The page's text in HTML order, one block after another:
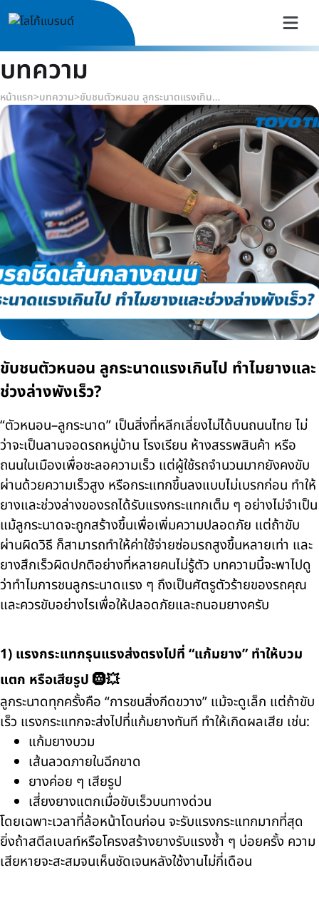
บทความ
หน้าแรก>บทความ> ขับชนตัวหนอน ลูกระนาดแรงเกินไป ทำไมยางและช่วงล่างพังเร็ว?
ขับชนตัวหนอน ลูกระนาดแรงเกินไป ทำไมยางและ
ช่วงล่างพังเร็ว?
“ตัวหนอน–ลูกระนาด” เป็นสิ่งที่หลีกเลี่ยงไม่ได้บนถนนไทย ไม่
ว่าจะเป็นลานจอดรถหมู่บ้าน โรงเรียน ห้างสรรพสินค้า หรือ
ถนนในเมืองเพื่อชะลอความเร็ว แต่ผู้ใช้รถจำนวนมากยังคงขับ
ผ่านด้วยความเร็วสูง หรือกระแทกขึ้นลงแบบไม่เบรกก่อน ทำให้
ยางและช่วงล่างของรถได้รับแรงกระแทกเต็ม ๆ อย่างไม่จำเป็น
แม้ลูกระนาดจะถูกสร้างขึ้นเพื่อเพิ่มความปลอดภัย แต่ถ้าขับ
ผ่านผิดวิธี ก็สามารถทำให้ค่าใช้จ่ายซ่อมรถสูงขึ้นหลายเท่า และ
ยางสึกเร็วผิดปกติอย่างที่หลายคนไม่รู้ตัว บทความนี้จะพาไปดู
ว่าทำไมการชนลูกระนาดแรง ๆ ถึงเป็นศัตรูตัวร้ายของรถคุณ
และควรขับอย่างไรเพื่อให้ปลอดภัยและถนอมยางครับ
1) แรงกระแทกรุนแรงส่งตรงไปที่ “แก้มยาง” ทำให้บวม
แตก หรือเสียรูป 🛞💥
ลูกระนาดทุกครั้งคือ “การชนสิ่งกีดขวาง” แม้จะดูเล็ก แต่ถ้าขับ
เร็ว แรงกระแทกจะส่งไปที่แก้มยางทันที ทำให้เกิดผลเสีย เช่น:
แก้มยางบวม
เส้นลวดภายในฉีกขาด
ยางค่อย ๆ เสียรูป
เสี่ยงยางแตกเมื่อขับเร็วบนทางด่วน
โดยเฉพาะเวลาที่ล้อหน้าโดนก่อน จะรับแรงกระแทกมากที่สุด
ยิ่งถ้าสตีลเบลท์หรือโครงสร้างยางรับแรงซ้ำ ๆ บ่อยครั้ง ความ
เสียหายจะสะสมจนเห็นชัดเจนหลังใช้งานไม่กี่เดือน